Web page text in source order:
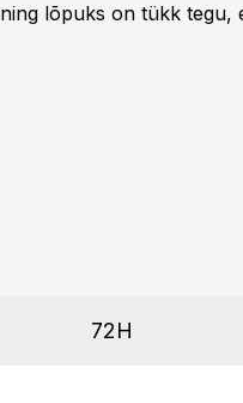
ning lõpuks on tükk tegu,
72H